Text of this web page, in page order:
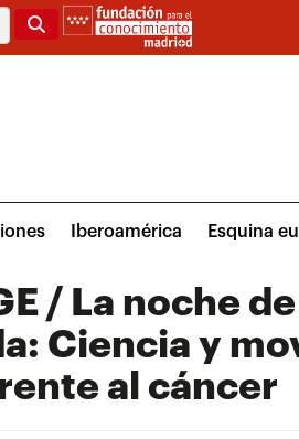
Buscar
Iberoamérica Esquina
/ La noche
Ciencia y
al cáncer